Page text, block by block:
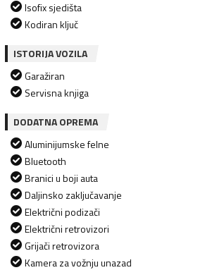
Isofix sjedišta
Kodiran ključ
ISTORIJA VOZILA
Garažiran
Servisna knjiga
DODATNA OPREMA
Aluminijumske felne
Bluetooth
Branici u boji auta
Daljinsko zaključavanje
Električni podizači
Električni retrovizori
Grijači retrovizora
Kamera za vožnju unazad